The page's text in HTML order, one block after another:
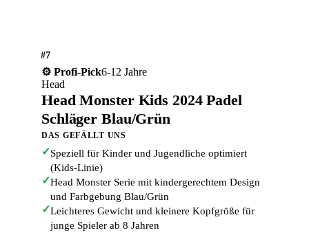
#7
⚙️ Profi-Pick6-12 Jahre
Head
Head Monster Kids 2024 Padel
Schläger Blau/Grün
DAS GEFÄLLT UNS
✓Speziell für Kinder und Jugendliche optimiert
(Kids-Linie)
✓Head Monster Serie mit kindergerechtem Design
und Farbgebung Blau/Grün
✓Leichteres Gewicht und kleinere Kopfgröße für
junge Spieler ab 8 Jahren